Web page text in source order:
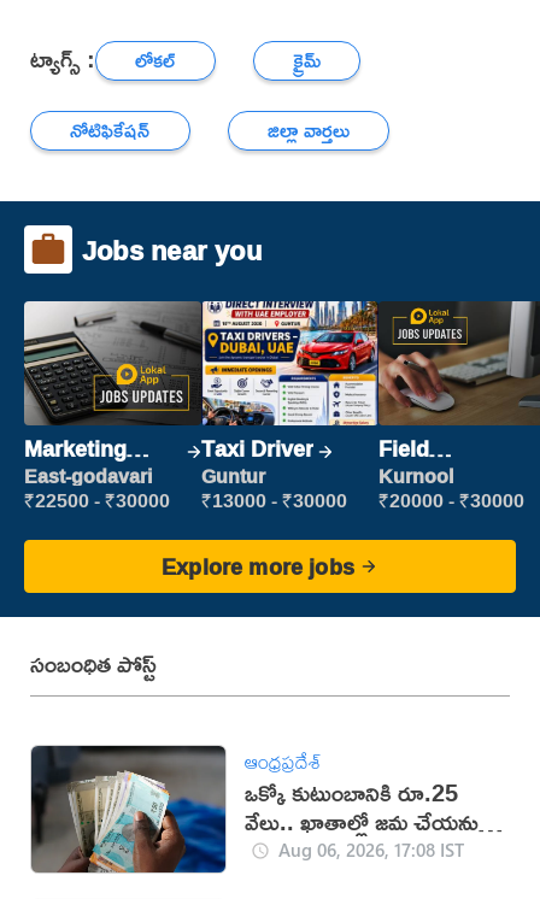
ట్యాగ్స్ : లోకల్
క్రైమ్
నోటిఫికేషన్
జిల్లా వార్తలు
Jobs near you
Marketing
Executive
East-godavari
₹22500 - ₹30000
Taxi Driver
Guntur
₹13000 - ₹30000
Field
Marketing
Executive
Kurnool
₹20000 - ₹30000
Explore more jobs
సంబంధిత పోస్ట్
ఆంధ్రప్రదేశ్
ఒక్కో కుటుంబానికి రూ.25
వేలు.. ఖాతాల్లో జ‌మ చేయ‌నున్న
ప్ర‌భుత్వం..!
Aug 06, 2026, 17:08 IST